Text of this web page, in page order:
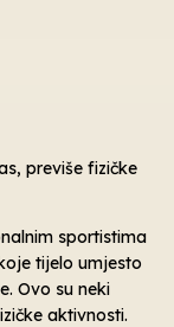
previše fizičke
sportistima
tijelo umjesto
Ovo su neki
aktivnosti.